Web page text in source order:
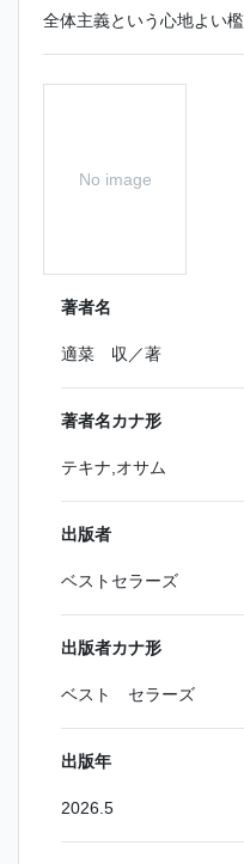
全体主義という心地よい檻
No image
著者名
適菜 収／著
著者名カナ形
テキナ,オサム
出版者
ベストセラーズ
出版者カナ形
ベスト セラーズ
出版年
2026.5